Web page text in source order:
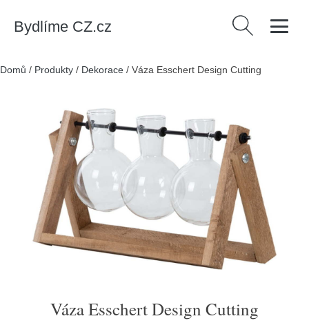
Bydlíme CZ.cz Vyhledávání
Domů / Produkty / Dekorace / Váza Esschert Design Cutting
Váza Esschert Design Cutting